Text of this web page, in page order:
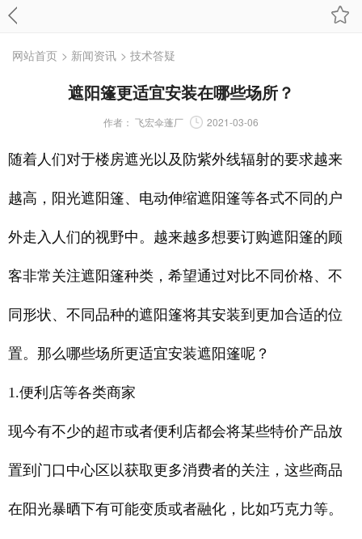
网站首页 > 新闻资讯 > 技术答疑
遮阳篷更适宜安装在哪些场所？
作者： 飞宏伞蓬厂 2021-03-06
随着人们对于楼房遮光以及防紫外线辐射的要求越来
越高，阳光遮阳篷、电动伸缩遮阳篷等各式不同的户
外走入人们的视野中。越来越多想要订购遮阳篷的顾
客非常关注遮阳篷种类，希望通过对比不同价格、不
同形状、不同品种的遮阳篷将其安装到更加合适的位
置。那么哪些场所更适宜安装遮阳篷呢？
1.便利店等各类商家
现今有不少的超市或者便利店都会将某些特价产品放
置到门口中心区以获取更多消费者的关注，这些商品
在阳光暴晒下有可能变质或者融化，比如巧克力等。